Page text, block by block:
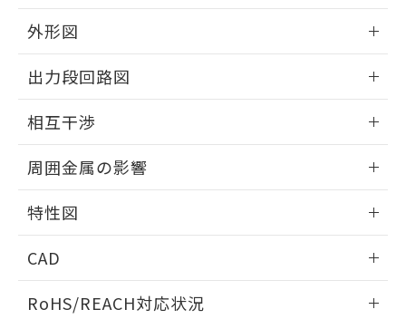
外形図
外形図
出力段回路図
出力段回路図
相互干渉
相互干渉
周囲金属の影響
周囲金属の影響
特性図
検出物体の大きさと材質による影響
CAD
ドすることができます。
RoHS/REACH対応状況
をご了承ください。
※当社の共同利用者とは、
下記の非含有証明書をダウンロードするこ
とができます。
EU RoHS指令（10物質）の非含有証明書
51物質の非含有証明書（当社基準）
※本証明書は発行日時点で非含有を証明す
るもので、過去に遡って非含有を証明する
ものではありません。
また、RoHS指令のフタル酸エステル類４
欄に対応日を記載しておりました。
既に当社にて対応品への在庫切替を完了
り、2022年1月12日より割愛しておりま
す。